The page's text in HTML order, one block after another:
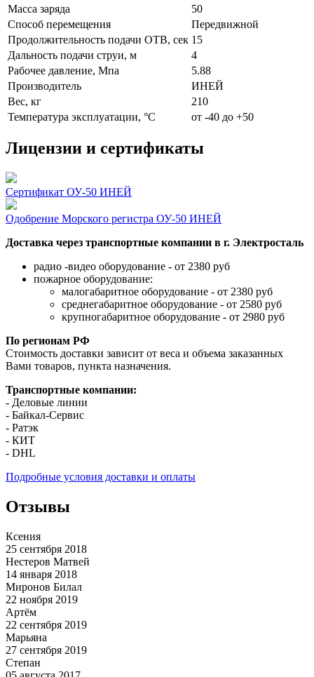
Масса заряда
50
Способ перемещения
Передвижной
Продолжительность подачи ОТВ, сек 15
Дальность подачи струи, м
4
Рабочее давление, Мпа
5.88
Производитель
ИНЕЙ
Вес, кг
210
Температура эксплуатации, °C
от -40 до +50
Лицензии и сертификаты
Сертификат ОУ-50 ИНЕЙ
Одобрение Морского регистра ОУ-50 ИНЕЙ
Доставка через транспортные компании в г. Электросталь
радио -видео оборудование - от 2380 руб
пожарное оборудование:
малогабаритное оборудование - от 2380 руб
среднегабаритное оборудование - от 2580 руб
крупногабаритное оборудование - от 2980 руб
По регионам РФ
Стоимость доставки зависит от веса и объема заказанных
Вами товаров, пункта назначения.
Транспортные компании:
- Деловые линии
- Байкал-Сервис
- Ратэк
- КИТ
- DHL
Подробные условия доставки и оплаты
Отзывы
Ксения
25 сентября 2018
Нестеров Матвей
14 января 2018
Миронов Билал
22 ноября 2019
Артём
22 сентября 2019
Марьяна
27 сентября 2019
Степан